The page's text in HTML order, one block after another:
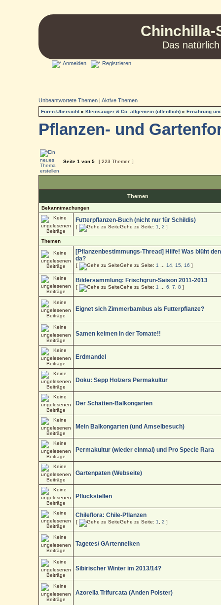
Chinchilla-
Das
Anmelden Registrieren
Unbeantwortete Themen |Aktive Themen
Foren-Übersicht»Kleinsäuger & Co. allgemein (öffentlich) »Ernährung
Pflanzen- und
Seite1 von5 [ 223 Themen ]
Themen
Bekanntmachungen
Futterpflanzen-Buch (nicht nur für Schildis)
[ Gehe zu Seite: 1 ,2 ]
Themen
[Pflanzenbestimmungs-Thread] Hilfe! Was blüht
da?
[ Gehe zu Seite: 1 14 15 16 ]
Bildersammlung: Frischgrün-Saison 2011-2013
[ Gehe zu Seite: 1 ...6 ,7 ,8 ]
Eignet sich Zimmerbambus als Futterpflanze?
Samen keimen in der Tomate!!
Erdmandel
Doku: Sepp Holzers Permakultur
Der Schatten-Balkongarten
Mein Balkongarten (und Amselbesuch)
Permakultur (wieder einmal) und Pro Specie Rara
Gartenpaten (Webseite)
Pflückstellen
Chileflora: Chile-Pflanzen
[ Gehe zu Seite: 1 ,2 ]
Tagetes/ GArtennelken
Sibirischer Winter im 2013/14?
Azorella Trifurcata (Anden Polster)